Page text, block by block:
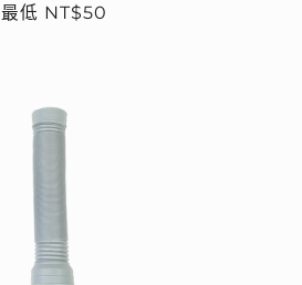
定
最低 NT$50